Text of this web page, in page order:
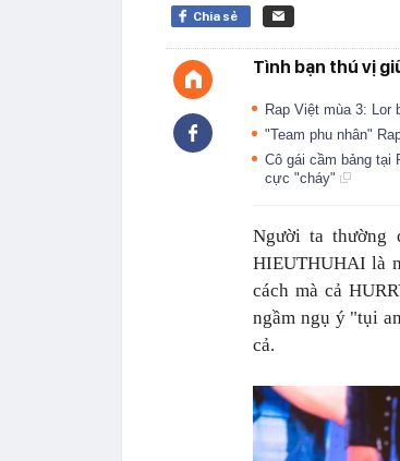
Chia sẻ
Tình bạn thú vị
Rap Việt mùa 3: Lor
"Team phu nhân"
Cô gái cầm bảng tại
cực "cháy"
Người ta thường
HIEUTHUHAI là
cách mà cả
ngầm ngụ ý "tụi
cả.